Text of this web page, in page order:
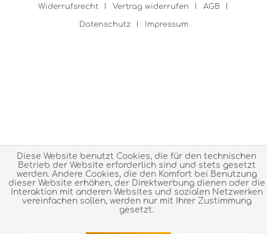
Widerrufsrecht Vertrag widerrufen AGB
Datenschutz Impressum
Diese Website benutzt Cookies, die für den technischen
Betrieb der Website erforderlich sind und stets gesetzt
werden. Andere Cookies, die den Komfort bei Benutzung
dieser Website erhöhen, der Direktwerbung dienen oder die
Interaktion mit anderen Websites und sozialen Netzwerken
vereinfachen sollen, werden nur mit Ihrer Zustimmung
gesetzt.